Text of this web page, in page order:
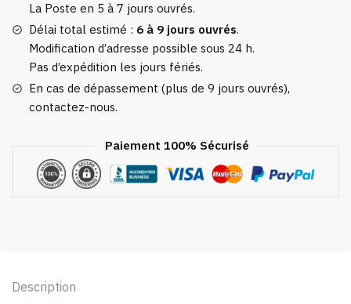
La Poste en 5 à 7 jours ouvrés.
Délai total estimé : 6 à 9 jours ouvrés.
Modification d’adresse possible sous 24 h.
Pas d’expédition les jours fériés.
En cas de dépassement (plus de 9 jours ouvrés),
contactez-nous.
Paiement 100% Sécurisé
Description